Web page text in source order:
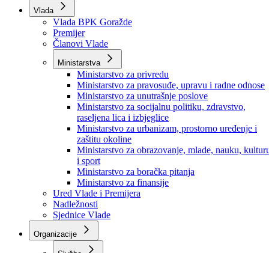
Nadležnosti
Sjednice skupštine
Vlada
Vlada BPK Goražde
Premijer
Članovi Vlade
Ministarstva
Ministarstvo za privredu
Ministarstvo za pravosuđe, upravu i radne odnose
Ministarstvo za unutrašnje poslove
Ministarstvo za socijalnu politiku, zdravstvo,
raseljena lica i izbjeglice
Ministarstvo za urbanizam, prostorno uređenje i
zaštitu okoline
Ministarstvo za obrazovanje, mlade, nauku,
i sport
Ministarstvo za boračka pitanja
Ministarstvo za finansije
Ured Vlade i Premijera
Nadležnosti
Sjednice Vlade